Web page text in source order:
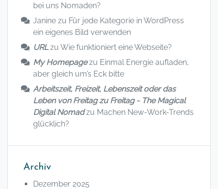
bei uns Nomaden?
Janine zu Für jede Kategorie in WordPress
ein eigenes Bild verwenden
URLzu Wie funktioniert eine Webseite?
My Homepagezu Einmal Energie aufladen,
aber gleich um’s Eck bitte
Arbeitszeit, Freizeit, Lebenszeit oder das
Leben von Freitag zu Freitag - The Magical
Digital Nomadzu Machen New-Work-Trends
glücklich?
Archiv
Dezember 2025